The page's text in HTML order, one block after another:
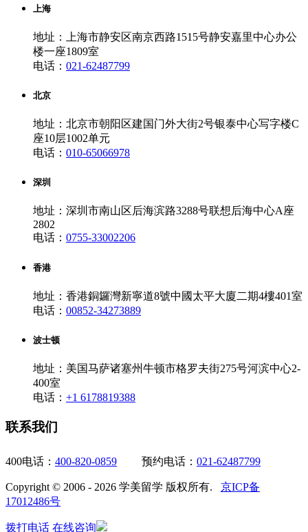
上海
地址：上海市静安区南京西路1515号静安嘉里中心办公
楼一座1809室
电话： 021-62487799
北京
地址：北京市朝阳区建国门外大街2号银泰中心写字楼C
座10层1002单元
电话： 010-65066978
深圳
地址：深圳市南山区后海滨路3288号联想后海中心A座
2802
电话： 0755-33002206
香港
地址：香港銅鑼灣新寧道8號中國太平大廈二期4樓401室
电话： 00852-34273889
波士顿
地址：美国马萨诸塞州牛顿市格罗夫街275号河滨中心2-
400室
电话： +1 6178819388
联系我们
400电话： 400-820-0859 预约电话： 021-62487799
Copyright © 2006 - 2026 学美留学 版权所有. 京ICP备
17012486号
拨打电话 在线咨询